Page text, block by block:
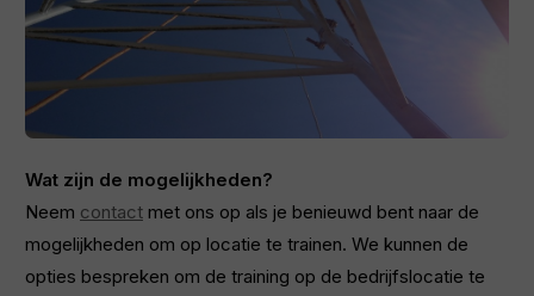
Wat zijn de mogelijkheden?
Neem contact met ons op als je benieuwd bent naar de
mogelijkheden om op locatie te trainen. We kunnen de
opties bespreken om de training op de bedrijfslocatie te